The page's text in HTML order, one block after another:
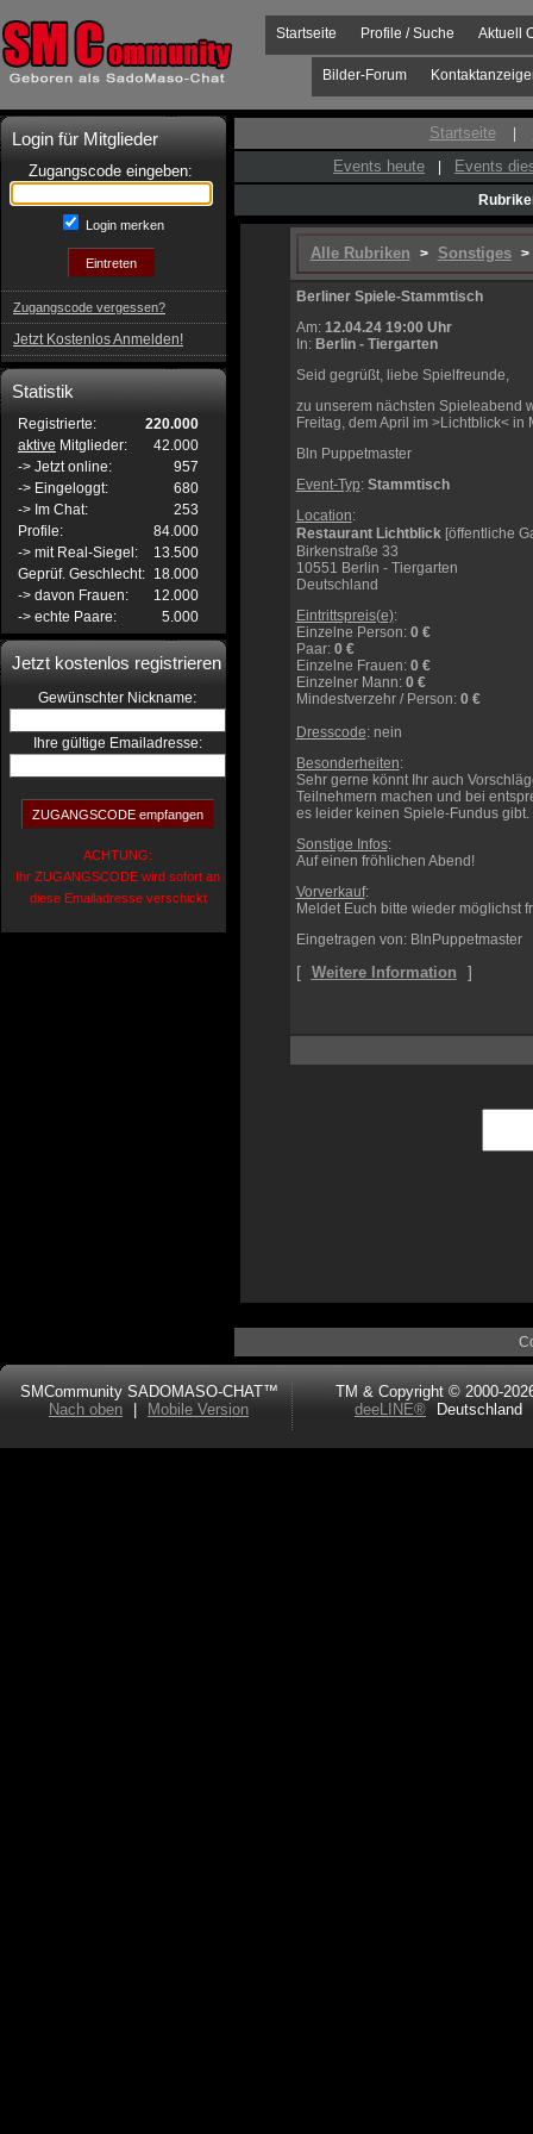
Aktuell
Profile / Suche
Startseite
Bilder-Forum
Login für Mitglieder
Zugangscode eingeben:
Login merken
Zugangscode vergessen?
Jetzt Kostenlos Anmelden!
Statistik
Registrierte:
220.000
aktive Mitglieder:
42.000
-> Jetzt online:
957
-> Eingeloggt:
680
-> Im Chat:
253
Profile:
84.000
-> mit Real-Siegel:
13.500
Geprüf. Geschlecht: 18.000
-> davon Frauen:
12.000
-> echte Paare:
5.000
Jetzt kostenlos registrieren
Gewünschter Nickname:
Ihre gültige Emailadresse:
ACHTUNG:
Ihr ZUGANGSCODE wird sofort an
diese Emailadresse verschickt
Startseite
Events heute
Events
Alle Rubriken > Sonstiges >
Berliner Spiele-Stammtisch
Am: 12.04.24 19:00 Uhr
In: Berlin - Tiergarten
Seid gegrüßt, liebe Spielfreunde,
zu unserem nächsten Spieleabend
Freitag, dem April im >Lichtblick<
Bln Puppetmaster
Event-Typ: Stammtisch
Location:
Restaurant Lichtblick [öffentliche
Birkenstraße 33
10551 Berlin - Tiergarten
Deutschland
Eintrittspreis(e):
Einzelne Person: 0 €
Paar: 0 €
Einzelne Frauen: 0 €
Einzelner Mann: 0 €
Mindestverzehr / Person: 0 €
Dresscode: nein
Besonderheiten:
Sehr gerne könnt Ihr auch
Teilnehmern machen und bei
es leider keinen Spiele-Fundus gibt.
Sonstige Infos:
Auf einen fröhlichen Abend!
Vorverkauf:
Meldet Euch bitte wieder möglichst
Eingetragen von: BlnPuppetmaster
[ Weitere Information ]
SMCommunity SADOMASO-CHAT™
Nach oben
Mobile Version
TM & Copyright © 2000-
deeLINE®
Deutschland